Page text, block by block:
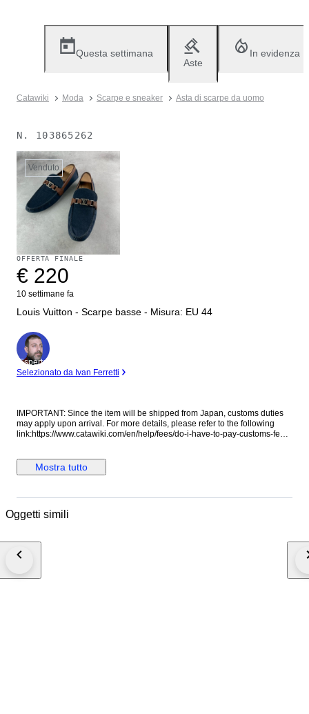
Questa settimana
Aste
In evidenza
Catawiki Moda Scarpe e sneaker Asta di scarpe da uomo
N. 103865262
Venduto
OFFERTA FINALE
€ 220
10 settimane fa
Louis Vuitton - Scarpe basse - Misura: EU 44
Esperto
Selezionato da Ivan Ferretti
IMPORTANT: Since the item will be shipped from Japan, customs duties
may apply upon arrival. For more details, please refer to the following
link:https://www.catawiki.com/en/help/fees/do-i-have-to-pay-customs-fees
determine if import duties or taxes are applicable. We cannot be held
responsible for any expenses incurred for importing items into the
cancel/withdraw they will bear risk, cost of all shipping and return import
Expedited shipping & insured worldwide, (DHL ）
Mostra tutto
Oggetti simili